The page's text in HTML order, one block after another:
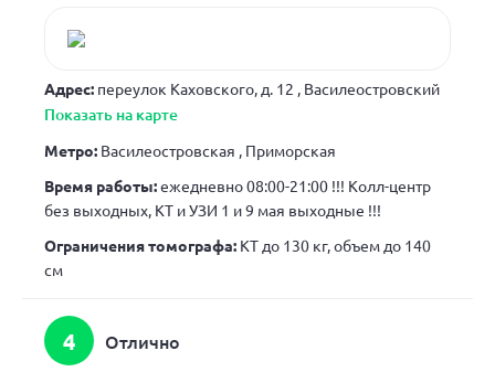
Адрес: переулок Каховского, д. 12 , Василеостровский
Показать на карте
Метро: Василеостровская , Приморская
Время работы:ежедневно 08:00-21:00 !!! Колл-центр
без выходных, КТ и УЗИ 1 и 9 мая выходные !!!
Ограничения томографа: КТ до 130 кг, объем до 140
см
4 Отлично